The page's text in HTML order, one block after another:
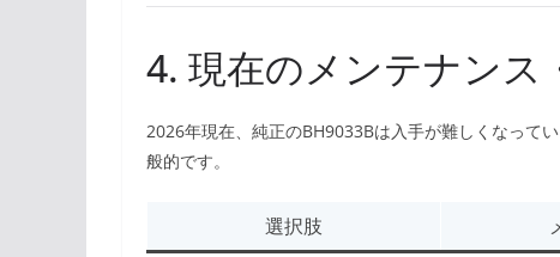
4. 現在のメンテナンス
2026年現在、純正のBH9033Bは入手が難しくなって
般的です。
選択肢